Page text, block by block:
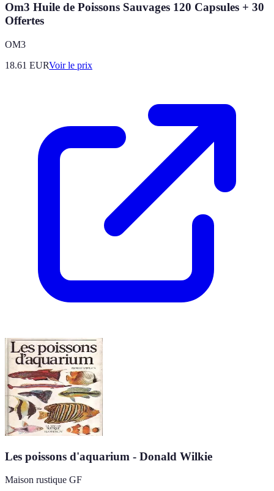
Om3 Huile de Poissons Sauvages 120 Capsules + 30
Offertes
OM3
18.61 EURVoir le prix
Les poissons d'aquarium - Donald Wilkie
Maison rustique GF